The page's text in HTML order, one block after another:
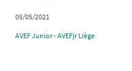
05/05/2021
AVEF Junior - AVEFjr Liège